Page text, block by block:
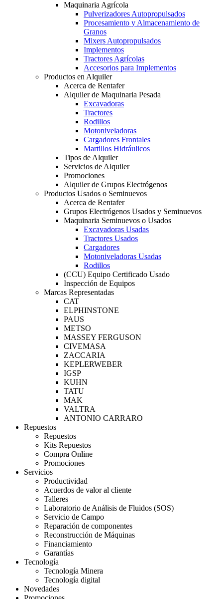
Maquinaria Agrícola
Pulverizadores Autopropulsados
Procesamiento y Almacenamiento de
Granos
Mixers Autopropulsados
Implementos
Tractores Agrícolas
Accesorios para Implementos
Productos en Alquiler
Acerca de Rentafer
Alquiler de Maquinaria Pesada
Excavadoras
Tractores
Rodillos
Motoniveladoras
Cargadores Frontales
Martillos Hidráulicos
Tipos de Alquiler
Servicios de Alquiler
Promociones
Alquiler de Grupos Electrógenos
Productos Usados o Seminuevos
Acerca de Rentafer
Grupos Electrógenos Usados y Seminuevos
Maquinaria Seminuevos o Usados
Excavadoras Usadas
Tractores Usados
Cargadores
Motoniveladoras Usadas
Rodillos
(CCU) Equipo Certificado Usado
Inspección de Equipos
Marcas Representadas
CAT
ELPHINSTONE
PAUS
METSO
MASSEY FERGUSON
CIVEMASA
ZACCARIA
KEPLERWEBER
IGSP
KUHN
TATU
MAK
VALTRA
ANTONIO CARRARO
Repuestos
Repuestos
Kits Repuestos
Compra Online
Promociones
Servicios
Productividad
Acuerdos de valor al cliente
Talleres
Laboratorio de Análisis de Fluidos (SOS)
Servicio de Campo
Reparación de componentes
Reconstrucción de Máquinas
Financiamiento
Garantías
Tecnología
Tecnología Minera
Tecnología digital
Novedades